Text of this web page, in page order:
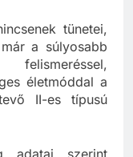
tünetei,
a súlyosabb
életmóddal a
II-es típusú